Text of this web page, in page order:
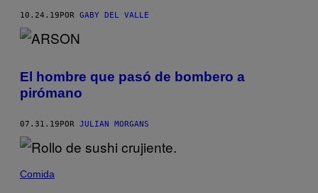
10.24.19POR GABY DEL VALLE
El hombre que pasó de bombero a
pirómano
07.31.19 POR JULIAN MORGANS
Comida